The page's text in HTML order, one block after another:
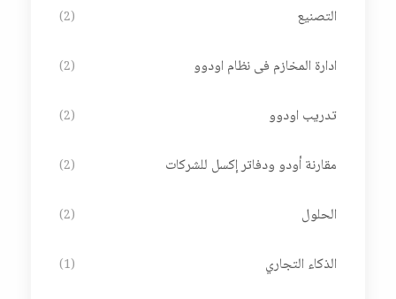
التصنيع (2)
ادارة المخازم فى نظام اودوو (2)
تدريب اودوو (2)
مقارنة أودو ودفاتر إكسل للشركات (2)
الحلول (2)
الذكاء التجاري (1)